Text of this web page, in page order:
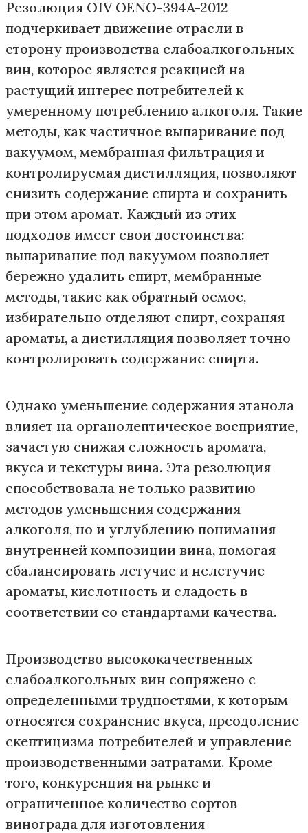
Резолюция OIV OENO-394A-2012
подчеркивает движение отрасли в
сторону производства слабоалкогольных
вин, которое является реакцией на
растущий интерес потребителей к
умеренному потреблению алкоголя. Такие
методы, как частичное выпаривание под
вакуумом, мембранная фильтрация и
контролируемая дистилляция, позволяют
снизить содержание спирта и сохранить
при этом аромат. Каждый из этих
подходов имеет свои достоинства:
выпаривание под вакуумом позволяет
бережно удалить спирт, мембранные
методы, такие как обратный осмос,
избирательно отделяют спирт, сохраняя
ароматы, а дистилляция позволяет точно
контролировать содержание спирта.
Однако уменьшение содержания этанола
влияет на органолептическое восприятие,
зачастую снижая сложность аромата,
вкуса и текстуры вина. Эта резолюция
способствовала не только развитию
методов уменьшения содержания
алкоголя, но и углублению понимания
внутренней композиции вина, помогая
сбалансировать летучие и нелетучие
ароматы, кислотность и сладость в
соответствии со стандартами качества.
Производство высококачественных
слабоалкогольных вин сопряжено с
определенными трудностями, к которым
относятся сохранение вкуса, преодоление
скептицизма потребителей и управление
производственными затратами. Кроме
того, конкуренция на рынке и
ограниченное количество сортов
винограда для изготовления